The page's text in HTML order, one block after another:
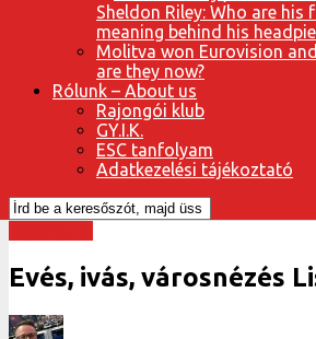
Sheldon Riley: Who are his
meaning behind his
Molitva won Eurovision
are they now?
Rólunk – About us
Rajongói klub
GY.I.K.
ESC tanfolyam
Adatkezelési tájékoztató
Evés, ivás, városnézés